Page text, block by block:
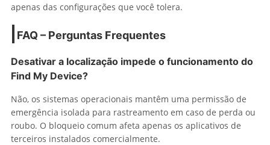
apenas das configurações que você tolera.
FAQ – Perguntas Frequentes
Desativar a localização impede o funcionamento do
Find My Device?
Não, os sistemas operacionais mantêm uma permissão de
emergência isolada para rastreamento em caso de perda ou
roubo. O bloqueio comum afeta apenas os aplicativos de
terceiros instalados comercialmente.